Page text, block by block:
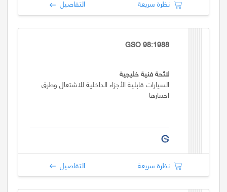
نظرة سريعة التفاصيل
GSO 98:1988
لائحة فنية خليجية
السيارات قابلية الأجزاء الداخلية للاشتعال وطرق
اختبارها
نظرة سريعة التفاصيل